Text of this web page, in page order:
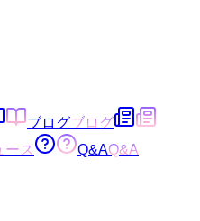
ブログブログ
ース Q&AQ&A